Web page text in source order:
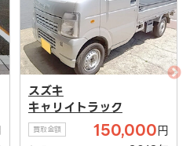
スバル
XV
買取金額 130,000 円